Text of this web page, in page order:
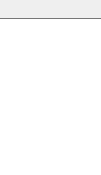
Buscar